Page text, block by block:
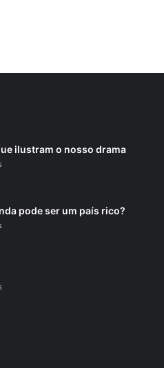
ilustram o nosso drama
pode ser um país rico?